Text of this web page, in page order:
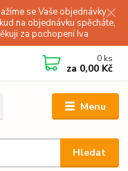
se Vaše objednávky
na objednávku spěcháte,
za pochopení Iva
Menu
Hledat
0 ks
za 0,00 Kč